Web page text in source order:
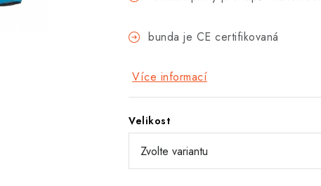
bunda je CE certifikovaná
Více informací
Velikost